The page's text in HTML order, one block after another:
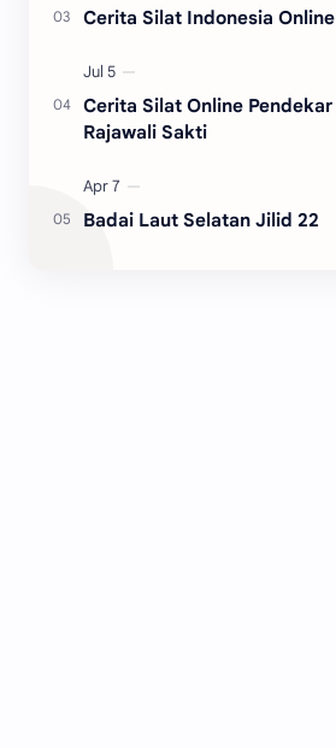
Cerita Silat Indonesia Online
Cerita Silat Online Pendekar
Rajawali Sakti
Badai Laut Selatan Jilid 22